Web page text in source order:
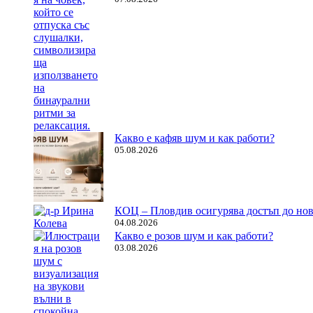
Какво е кафяв шум и как работи?
05.08.2026
КОЦ – Пловдив осигурява достъп до
04.08.2026
Какво е розов шум и как работи?
03.08.2026